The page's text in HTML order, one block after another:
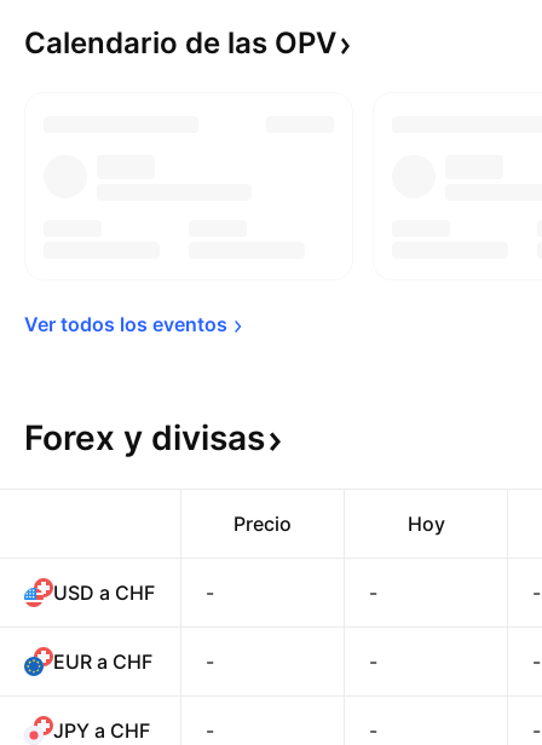
Calendario de las OPV
Ver todos los eventos
Forex y divisas
Precio Hoy
USD a CHF - - -
EUR a CHF - - -
JPY a CHF - - -